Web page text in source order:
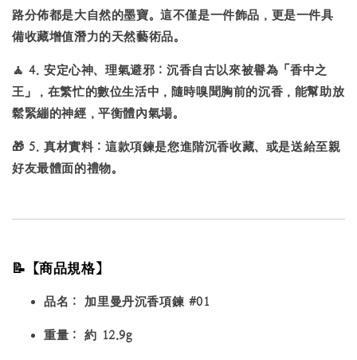
路分佈都是大自然的墨寶。這不僅是一件飾品，更是一件具
備收藏增值潛力的天然藝術品。
🧘4. 安定心神、理氣避邪：沉香自古以來被譽為「香中之
王」，在繁忙的數位生活中，隨時嗅聞胸前的沉香，能幫助放
鬆緊繃的神經，平衡體內氣場。
🎁5. 真材實料：這款項鍊是您進階沉香收藏、或是送給至親
好友最體面的禮物。
📝【商品規格】
品名： 加里曼丹沉香項鍊 #01
重量： 約 12.9g